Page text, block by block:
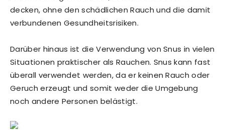
decken, ohne den schädlichen Rauch und die damit
verbundenen Gesundheitsrisiken.
Darüber hinaus ist die Verwendung von Snus in vielen
Situationen praktischer als Rauchen. Snus kann fast
überall verwendet werden, da er keinen Rauch oder
Geruch erzeugt und somit weder die Umgebung
noch andere Personen belästigt.